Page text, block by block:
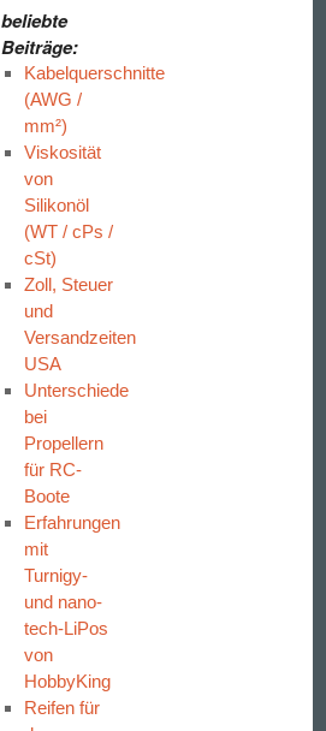
beliebte
Beiträge:
Kabelquerschnitte
(AWG /
mm²)
Viskosität
von
Silikonöl
(WT / cPs /
cSt)
Zoll, Steuer
und
Versandzeiten
USA
Unterschiede
bei
Propellern
für RC-
Boote
Erfahrungen
mit
Turnigy-
und nano-
tech-LiPos
von
HobbyKing
Reifen für